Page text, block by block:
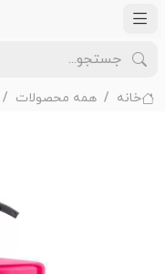
خانه همه محصولات